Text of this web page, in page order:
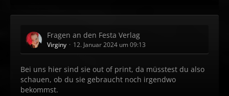
Fragen an den Festa Verlag
Virginy 12. Januar 2024 um 09:13
Bei uns hier sind sie out of print, da müsstest du also
schauen, ob du sie gebraucht noch irgendwo
bekommst.